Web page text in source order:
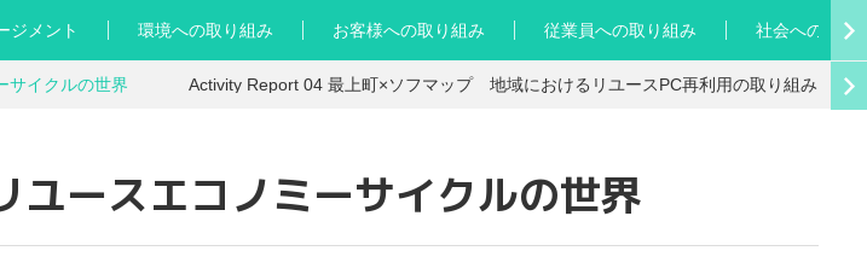
ジメント 環境への取り組み お客様への取り組み 従業員への取り組み 社会への取り
サイクルの世界 Activity Report 04 最上町×ソフマップ 地域におけるリユースPC再利用の取り組み
ユースエコノミーサイクルの世界